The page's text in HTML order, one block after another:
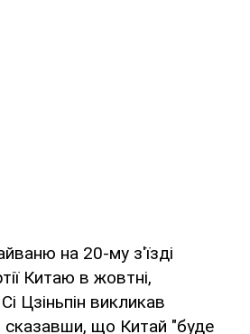
на 20-му з'їзді
Китаю в жовтні,
Цзіньпін викликав
сказавши, що Китай "буде